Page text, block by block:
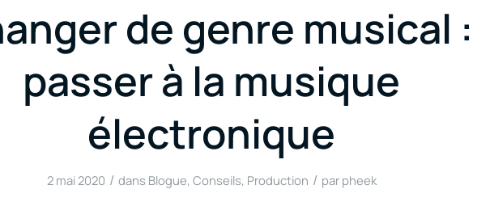
de genre musical :
passer à la musique
électronique
2 mai 2020 / dans Blogue, Conseils, Production / par pheek